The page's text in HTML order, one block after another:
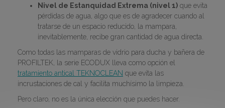
Nivel de Estanquidad Extrema (nivel 1) que evita
pérdidas de agua, algo que es de agradecer cuando al
tratarse de un espacio reducido, la mampara,
inevitablemente, recibe gran cantidad de agua directa.
Como todas las mamparas de vidrio para ducha y bañera de
PROFILTEK, la serie ECODUX lleva como opción el
tratamiento antical TEKNOCLEAN que evita las
incrustaciones de cal y facilita muchísimo la limpieza.
Pero claro, no es la única elección que puedes hacer.